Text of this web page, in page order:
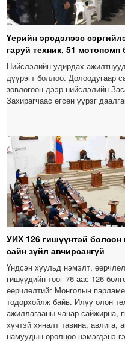
Үерийн эрсдэлээс
гаруй техник, 51
Нийслэлийн удирдах
дүүрэгт боллоо. Долоодугаар
зөвлөгөөн дээр нийслэлийн
Захирагчаас өгсөн үүрэг
УИХ 126 гишүүнтэй
сайн зүйл авчирсангүй
Үндсэн хуульд нэмэлт,
гишүүдийн тоог 76-аас 126
өөрчлөлтийг Монголын
тодорхойлж байв. Илүү олон
ажиллагааны чанар сайжирна,
хүчтэй хяналт тавина, авлига,
намуудын оролцоо нэмэгдэнэ